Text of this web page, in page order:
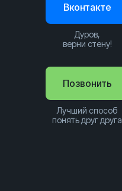
Позвонить
Лучший способ
понять друг друга
Вконтакте
Дуров,
верни стену!